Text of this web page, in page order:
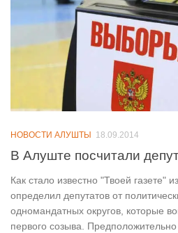
НОВОСТИ АЛУШТЫ 18.09.2014
В Алуште посчитали
Как стало известно "Твоей газете"
определил депутатов от
одномандатных округов, которые
первого созыва.